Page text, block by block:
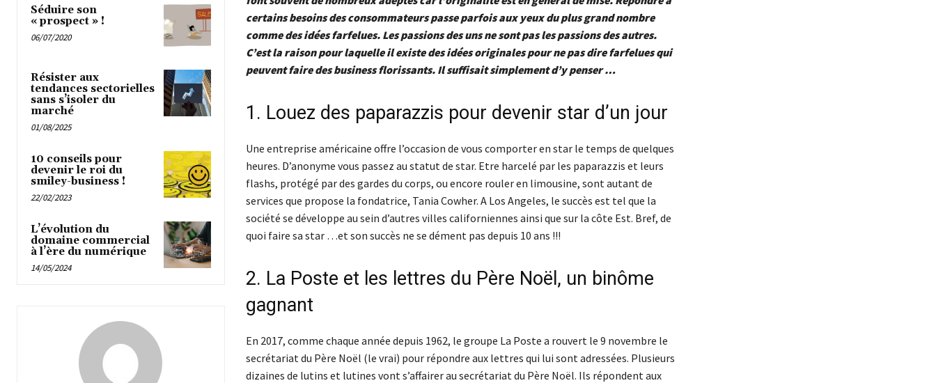
Séduire son
« prospect » !
06/07/2020
Résister aux
tendances sectorielles
sans s’isoler du
marché
01/08/2025
10 conseils pour
devenir le roi du
smiley-business !
22/02/2023
L’évolution du
domaine commercial
à l’ère du numérique
14/05/2024
certains besoins des consommateurs passe parfois aux yeux du plus grand nombre
comme des idées farfelues. Les passions des uns ne sont pas les passions des autres.
C’est la raison pour laquelle il existe des idées originales pour ne pas dire farfelues qui
peuvent faire des business florissants. Il suffisait simplement d’y penser …
1. Louez des paparazzis pour devenir star d’un jour
Une entreprise américaine offre l’occasion de vous comporter en star le temps de quelques
heures. D’anonyme vous passez au statut de star. Etre harcelé par les paparazzis et leurs
flashs, protégé par des gardes du corps, ou encore rouler en limousine, sont autant de
services que propose la fondatrice, Tania Cowher. A Los Angeles, le succès est tel que la
société se développe au sein d’autres villes californiennes ainsi que sur la côte Est. Bref, de
quoi faire sa star …et son succès ne se dément pas depuis 10 ans !!!
2. La Poste et les lettres du Père Noël, un binôme
gagnant
En 2017, comme chaque année depuis 1962, le groupe La Poste a rouvert le 9 novembre le
secrétariat du Père Noël (le vrai) pour répondre aux lettres qui lui sont adressées. Plusieurs
dizaines de lutins et lutines vont s’affairer au secrétariat du Père Noël. Ils répondent aux